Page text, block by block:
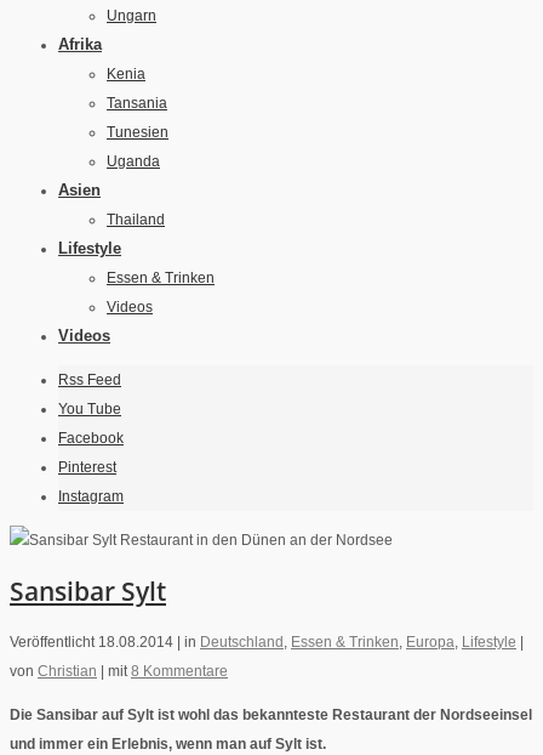
Ungarn
Afrika
Kenia
Tansania
Tunesien
Uganda
Asien
Thailand
Lifestyle
Essen & Trinken
Videos
Videos
Rss Feed
You Tube
Facebook
Pinterest
Instagram
Sansibar Sylt
Veröffentlicht 18.08.2014 | in Deutschland , Essen & Trinken, Europa, Lifestyle
von Christian mit8 Kommentare
Die Sansibar auf Sylt ist wohl das bekannteste Restaurant der Nordseeinsel
und immer ein Erlebnis, wenn man auf Sylt ist.